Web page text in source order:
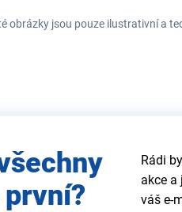
obrázky jsou pouze ilustrativní a
Rádi
akce a
váš e-